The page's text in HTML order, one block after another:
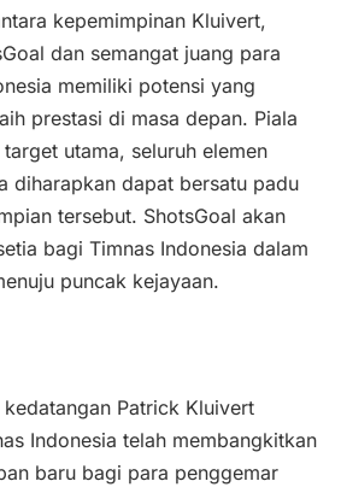
kepemimpinan Kluivert,
dan semangat juang para
memiliki potensi yang
prestasi di masa depan. Piala
utama, seluruh elemen
diharapkan dapat bersatu padu
tersebut​. ShotsGoal akan
bagi Timnas Indonesia dalam
puncak kejayaan.
Patrick Kluivert
Indonesia telah membangkitkan
baru bagi para penggemar